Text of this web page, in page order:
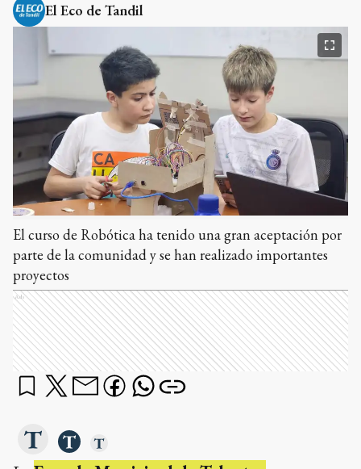
El Eco de Tandil
El curso de Robótica ha tenido una gran aceptación por
parte de la comunidad y se han realizado importantes
proyectos
Ads